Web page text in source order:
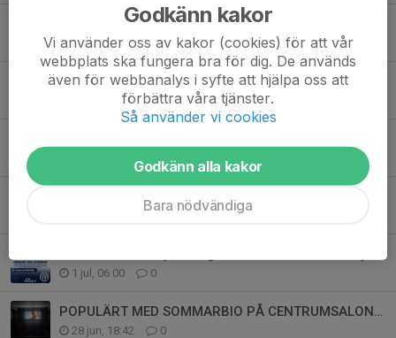
Semesterstängt på kansliet
13 jul, 06:00 0
Invigning av Rådavallen
7 jul, 13:46 0
0
1 jul, 06:00 0
POPULÄRT MED SOMMARBIO PÅ CENTRUMSALONGEN
28 jun, 18:42 0
Godkänn kakor
Vi använder oss av kakor (cookies) för att vår
webbplats ska fungera bra för dig. De används
även för webbanalys i syfte att hjälpa oss att
förbättra våra tjänster.
Så använder vi cookies
Godkänn alla kakor
Bara nödvändiga